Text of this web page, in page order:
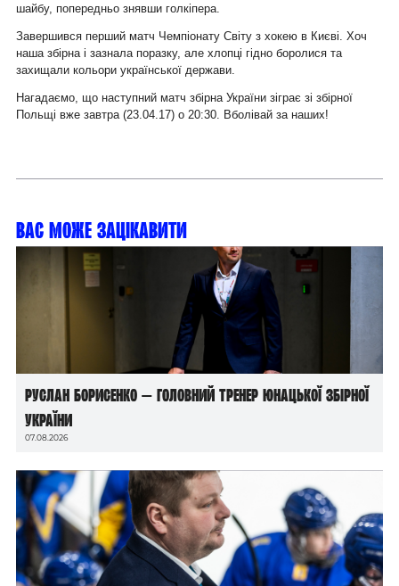
шайбу, попередньо знявши голкіпера.
Завершився перший матч Чемпіонату Світу з хокею в Києві. Хоч
наша збірна і зазнала поразку, але хлопці гідно боролися та
захищали кольори української держави.
Нагадаємо, що наступний матч збірна України зіграє зі збірної
Польщі вже завтра (23.04.17) о 20:30. Вболівай за наших!
Вас може зацікавити
Руслан Борисенко — головний тренер юнацької збірної
України
07.08.2026